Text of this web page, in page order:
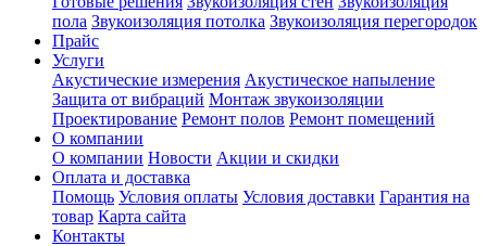
пола Звукоизоляция потолка Звукоизоляция перегородок
Прайс
Услуги
Акустические измерения Акустическое напыление
Защита от вибраций Монтаж звукоизоляции
Проектирование Ремонт полов Ремонт помещений
О компании
О компании Новости Акции и скидки
Оплата и доставка
Помощь Условия оплаты Условия доставки Гарантия на
товар Карта сайта
Контакты